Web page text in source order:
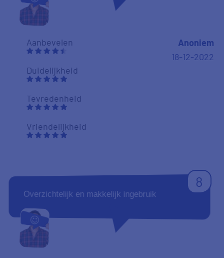
Aanbevelen
Duidelijkheid
Tevredenheid
Vriendelijkheid
Anoniem
18-12-2022
8
Overzichtelijk en makkelijk ingebruik